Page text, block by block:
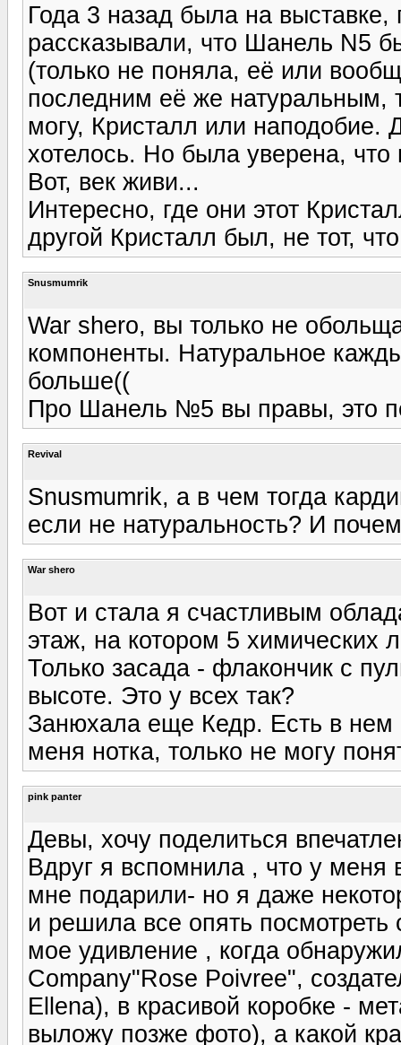
Года 3 назад была на
рассказывали, что Шанель N5
(только не поняла, её или
последним её же натуральным,
могу, Кристалл или наподобие.
хотелось. Но была уверена,
Вот, век живи...
Интересно, где они этот
другой Кристалл был, не тот,
Snusmumrik
War shero, вы только не
компоненты. Натуральное
больше((
Про Шанель №5 вы правы, это
Revival
Snusmumrik, а в чем тогда
если не натуральность? И
War shero
Вот и стала я счастливым
этаж, на котором 5 химических
Только засада - флакончик с
высоте. Это у всех так?
Занюхала еще Кедр. Есть в нем
меня нотка, только не могу
pink panter
Девы, хочу поделиться
Вдруг я вспомнила , что у
мне подарили- но я даже
и решила все опять
мое удивление , когда
Company"Rose Poivree",
Ellena), в красивой коробке -
выложу позже фото), а какой